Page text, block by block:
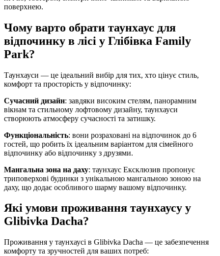
поверхнею.
Чому варто обрати таунхаус для
відпочинку в лісі у Глібівка Family
Park?
Таунхауси — це ідеальний вибір для тих, хто цінує стиль,
комфорт та просторість у відпочинку:
Сучасний дизайн: завдяки високим стелям, панорамним
вікнам та стильному лофтовому дизайну, таунхауси
створюють атмосферу сучасності та затишку.
Функціональність: вони розраховані на відпочинок до 6
гостей, що робить їх ідеальним варіантом для сімейного
відпочинку або відпочинку з друзями.
Мангальна зона на даху: таунхаус Ексклюзив пропонує
триповерхові будинки з унікальною мангальною зоною на
даху, що додає особливого шарму вашому відпочинку.
Які умови проживання таунхаусу у
Glibivka Dacha?
Проживання у таунхаусі в Glibivka Dacha — це забезпечення
комфорту та зручностей для ваших потреб: